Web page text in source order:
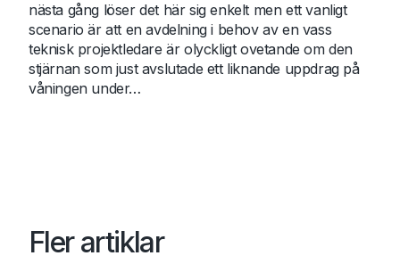
nästa gång löser det här sig enkelt men ett vanligt
scenario är att en avdelning i behov av en vass
teknisk projektledare är olyckligt ovetande om den
stjärnan som just avslutade ett liknande uppdrag på
våningen under…
Fler artiklar